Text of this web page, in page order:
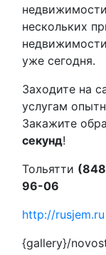
нескольких
уже сегодня.
Заходите на
услугам
Закажите
секунд!
Тольятти
96-06
http://rusjem.ru
{gallery}/